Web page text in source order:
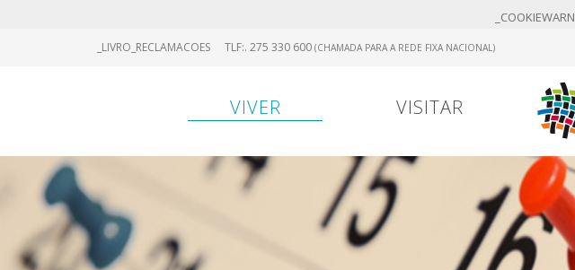
_COOKIEWARN
_LIVRO_RECLAMACOES TLF:. 275 330 600 (CHAMADA PARA A REDE FIXA NACIONAL)
VIVER VISITAR